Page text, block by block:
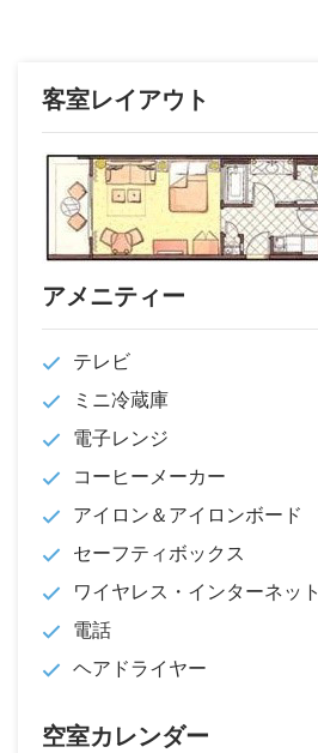
客室レイアウト
アメニティー
テレビ
ミニ冷蔵庫
電子レンジ
コーヒーメーカー
アイロン＆アイロンボード
セーフティボックス
ワイヤレス・インターネット
電話
ヘアドライヤー
空室カレンダー